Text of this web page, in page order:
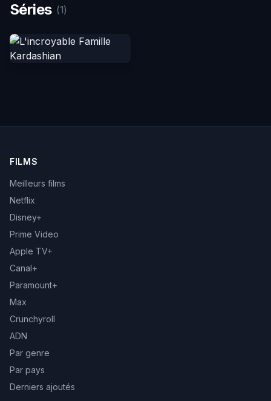
Séries (1)
FILMS
Meilleurs films
Netflix
Disney+
Prime Video
Apple TV+
Canal+
Paramount+
Max
Crunchyroll
ADN
Par genre
Par pays
Derniers ajoutés